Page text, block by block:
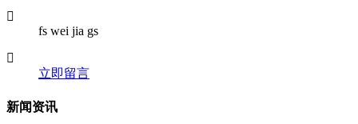
fs wei jia gs
立即留言
新闻资讯